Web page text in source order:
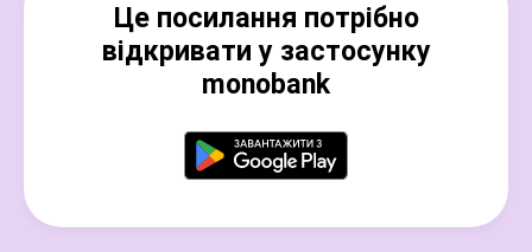
Це посилання потрібно
відкривати у застосунку
monobank